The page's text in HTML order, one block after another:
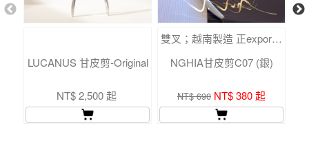
LUCANUS 甘皮剪-Original
NT$ 2,500 起
雙叉；越南製造 正export。
NGHIA甘皮剪C07 (銀)
NT$ 690 NT$ 380 起